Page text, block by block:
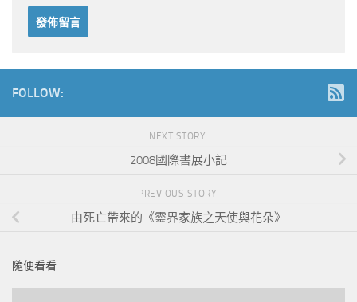
FOLLOW:
NEXT STORY
2008國際書展小記
PREVIOUS STORY
由死亡帶來的《靈界家族之天使與花朵》
隨便看看